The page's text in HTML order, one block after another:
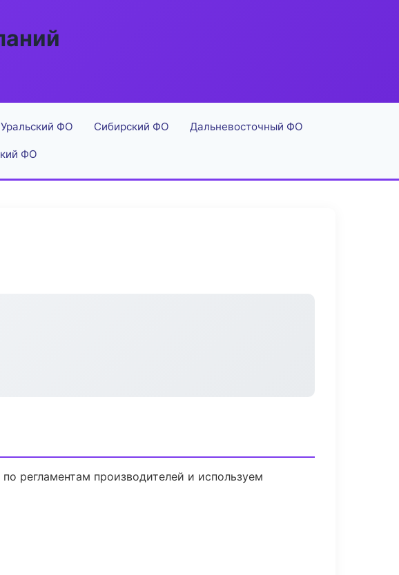
Уральский ФО Сибирский ФО Дальневосточный ФО
ФО
регламентам производителей и используем